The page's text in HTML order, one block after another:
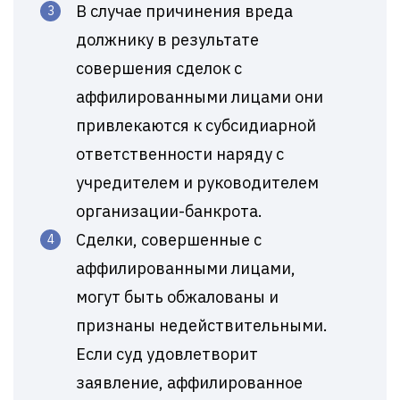
В случае причинения вреда
должнику в результате
совершения сделок с
аффилированными лицами они
привлекаются к субсидиарной
ответственности наряду с
учредителем и руководителем
организации-банкрота.
Сделки, совершенные с
аффилированными лицами,
могут быть обжалованы и
признаны недействительными.
Если суд удовлетворит
заявление, аффилированное